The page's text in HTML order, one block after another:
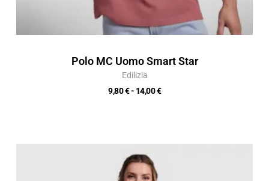
Polo MC Uomo Smart Star
Edilizia
9,80€- 14,00€